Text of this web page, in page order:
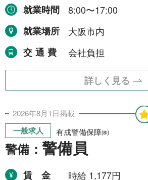
三重県
四国地方
愛媛県
より詳細な探し方へ
就業時間
8:00〜17:00
就業場所
大阪市内
交通費
会社負担
詳しく見る
2026年8月1日掲載
一般求人 有成警備保障㈱
警備： 警備員
賃金 時給 1,177円